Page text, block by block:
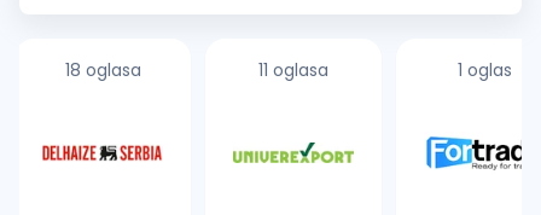
usmerava nadl...
18 oglasa 11 oglasa 1 oglas